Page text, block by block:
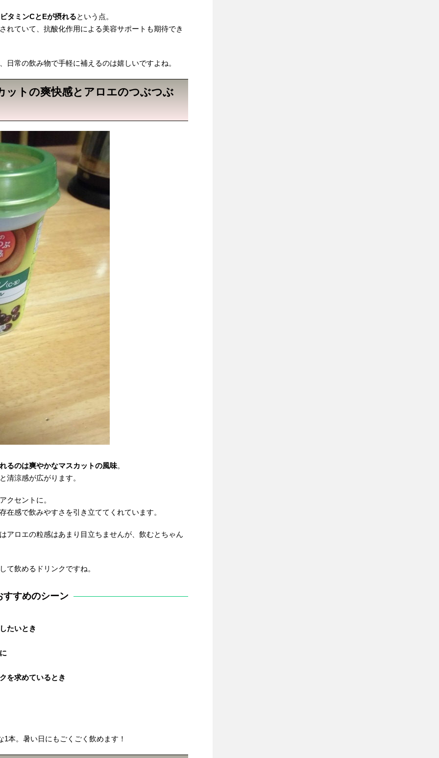
タミンCとEが摂れるという点。
されていて、抗酸化作用による美容サポートも期待でき
日常の飲み物で手軽に補えるのは嬉しいですよね。
ットの爽快感とアロエのつぶつぶ
るのは爽やかなマスカットの風味。
清涼感が広がります。
クセントに。
在感で飲みやすさを引き立ててくれています。
アロエの粒感はあまり目立ちませんが、飲むとちゃん
て飲めるドリンクですね。
すすめのシーン
たいとき
を求めているとき
1本。暑い日にもごくごく飲めます！